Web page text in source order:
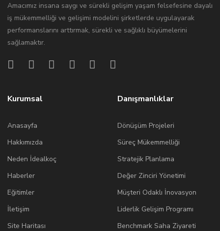
Amacımız insana saygı ve sürekli gelişim yaşam felsefesine dayalı
iş mükemmelliği ve gelişimi modelini şirketlerde uygulayarak
performanslarını arttırmak, sürekli ve sağlıklı büyümelerini
sağlamaktır.
Kurumsal
Anasayfa
Hakkımızda
Neden İdealkoç
Haberler
Eğitimler
İletişim
Site Haritası
Danışmanlıklar
Dönüşüm Projeleri
Süreç Mükemmelliği
Stratejik Planlama
Değer Zinciri Yönetimi
Müşteri Odaklı İnovasyon
Liderlik Gelişim Programı
Benchmark Saha Ziyareti